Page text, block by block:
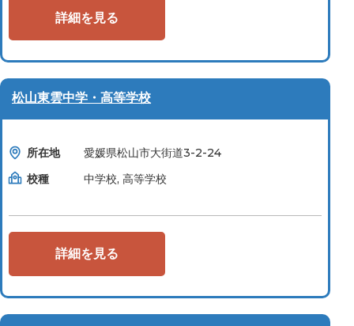
詳細を見る
松山東雲中学・高等学校
所在地
愛媛県松山市大街道3-2-24
校種
中学校, 高等学校
詳細を見る